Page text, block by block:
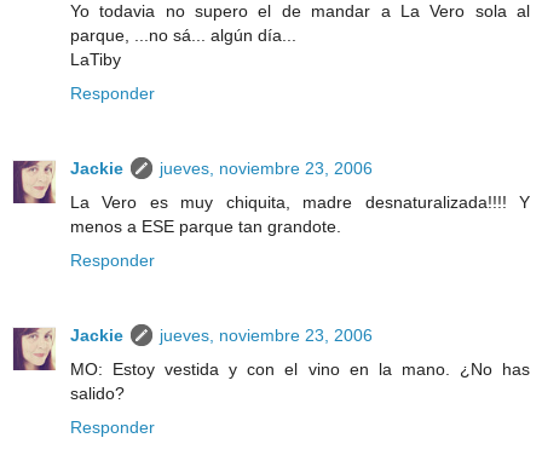
Yo todavia no supero el de mandar a La Vero sola al
parque, ...no sá... algún día...
LaTiby
Responder
Jackie
jueves, noviembre 23, 2006
La Vero es muy chiquita, madre desnaturalizada!!!! Y
menos a ESE parque tan grandote.
Responder
Jackie
jueves, noviembre 23, 2006
MO: Estoy vestida y con el vino en la mano. ¿No has
salido?
Responder